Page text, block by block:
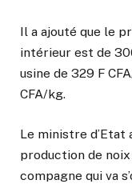
Il a ajouté que le
intérieur est de
usine de 329 F
CFA/kg.
Le ministre
production de
compagne qui va